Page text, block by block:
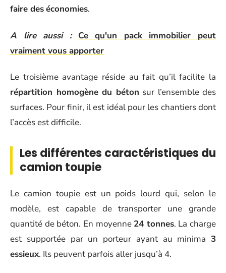
faire deséconomies.
A lire aussi :
Ce qu'un pack immobilier peut
vraiment vous apporter
Le troisième avantage réside au fait qu’il facilite la
répartition homogène du béton sur l’ensemble des
surfaces. Pour finir, il est idéal pour les chantiers dont
l’accès est difficile.
Les différentes caractéristiques du
camion toupie
Le camion toupie est un poids lourd qui, selon le
modèle, est capable de transporter une grande
quantité de béton. En moyenne 24 tonnes. La charge
est supportée par un porteur ayant au minima 3
essieux. Ils peuvent parfois aller jusqu’à 4.